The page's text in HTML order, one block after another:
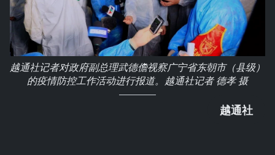
越通社记者对政府副总理武德儋视察广宁省东朝市（县级）
的疫情防控工作活动进行报道。越通社记者 德孝 摄
越通社